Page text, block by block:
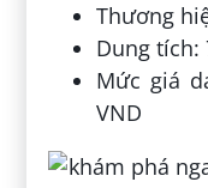
Thương
Dung tích:
Mức giá
VND